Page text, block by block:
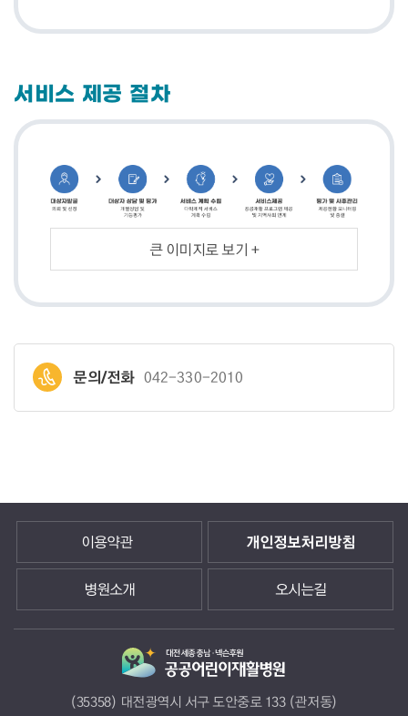
서비스 제공 절차
큰 이미지로 보기 +
문의/전화 042-330-2010
이용약관 개인정보처리방침
병원소개 오시는길
(35358) 대전광역시 서구 도안중로 133 (관저동)